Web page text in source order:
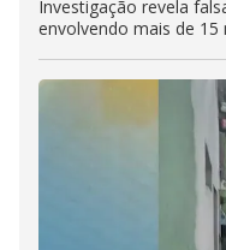
Investigação revela
envolvendo mais de 15